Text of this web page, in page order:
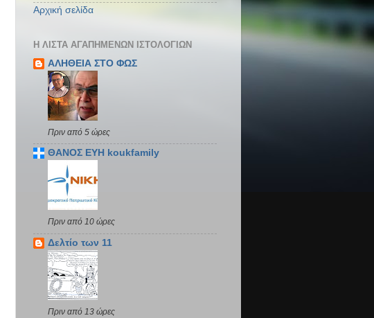
Αρχική σελίδα
Η ΛΊΣΤΑ ΑΓΑΠΗΜΈΝΩΝ ΙΣΤΟΛΟΓΊΩΝ
ΑΛΗΘΕΙΑ ΣΤΟ ΦΩΣ
Πριν από 5 ώρες
ΘΑΝΟΣ ΕΥΗ koukfamily
Πριν από 10 ώρες
Δελτίο των 11
Πριν από 13 ώρες